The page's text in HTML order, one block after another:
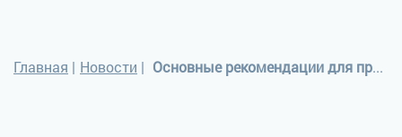
Главная | Новости | Основные рекомендации для профилактики неинфекционных заболеваний